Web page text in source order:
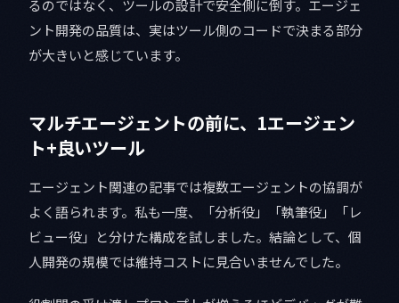
るのではなく、ツールの設計で安全側に倒す。エージェ
ント開発の品質は、実はツール側のコードで決まる部分
が大きいと感じています。
マルチエージェントの前に、1エージェン
ト+良いツール
エージェント関連の記事では複数エージェントの協調が
よく語られます。私も一度、「分析役」「執筆役」「レ
ビュー役」と分けた構成を試しました。結論として、個
人開発の規模では維持コストに見合いませんでした。